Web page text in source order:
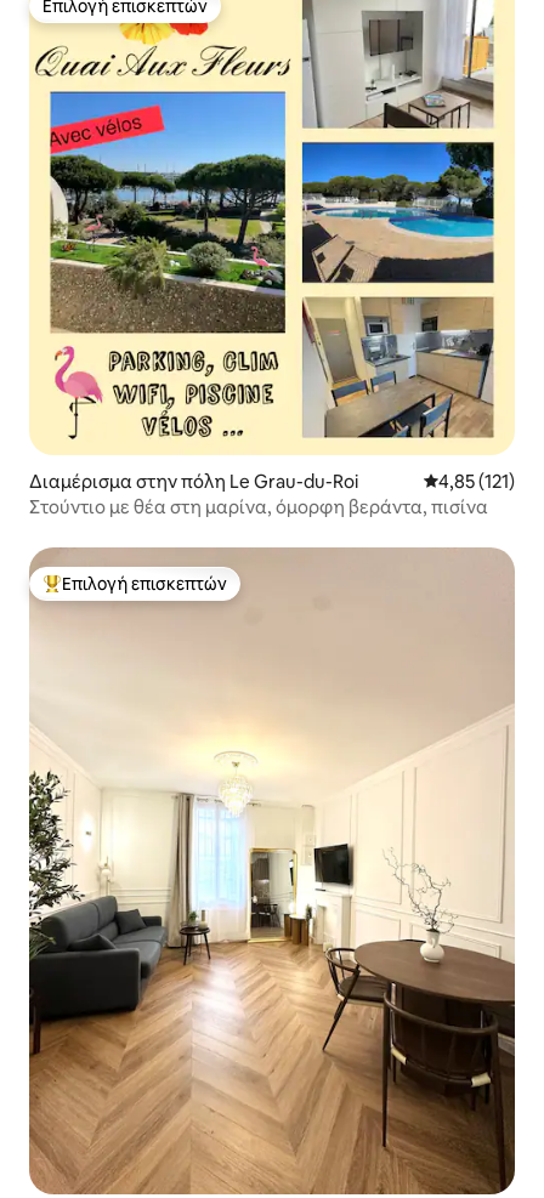
Επιλογή επισκεπτών
Επιλογή επισκεπτών
Διαμέρισμα στην πόλη Le Grau-du-Roi Μέση
4,85 (121)
Στούντιο με θέα στη μαρίνα, όμορφη βεράντα, πισίνα
Κορυφαία επιλογή επισκεπτών
Επιλογή επισκεπτών